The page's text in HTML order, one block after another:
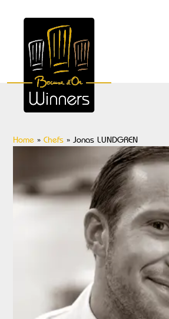
Home » Chefs » Jonas LUNDGREN